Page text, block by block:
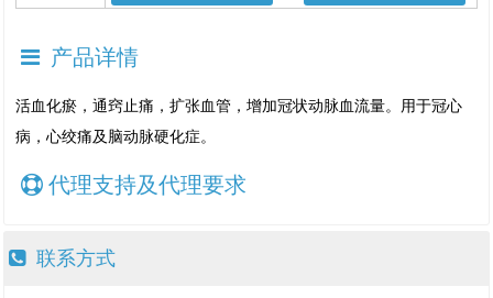
产品详情
活血化瘀，通窍止痛，扩张血管，增加冠状动脉血流量。用于冠心
病，心绞痛及脑动脉硬化症。
代理支持及代理要求
联系方式